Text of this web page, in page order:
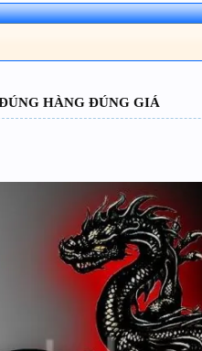
HÀNG ĐÚNG GIÁ